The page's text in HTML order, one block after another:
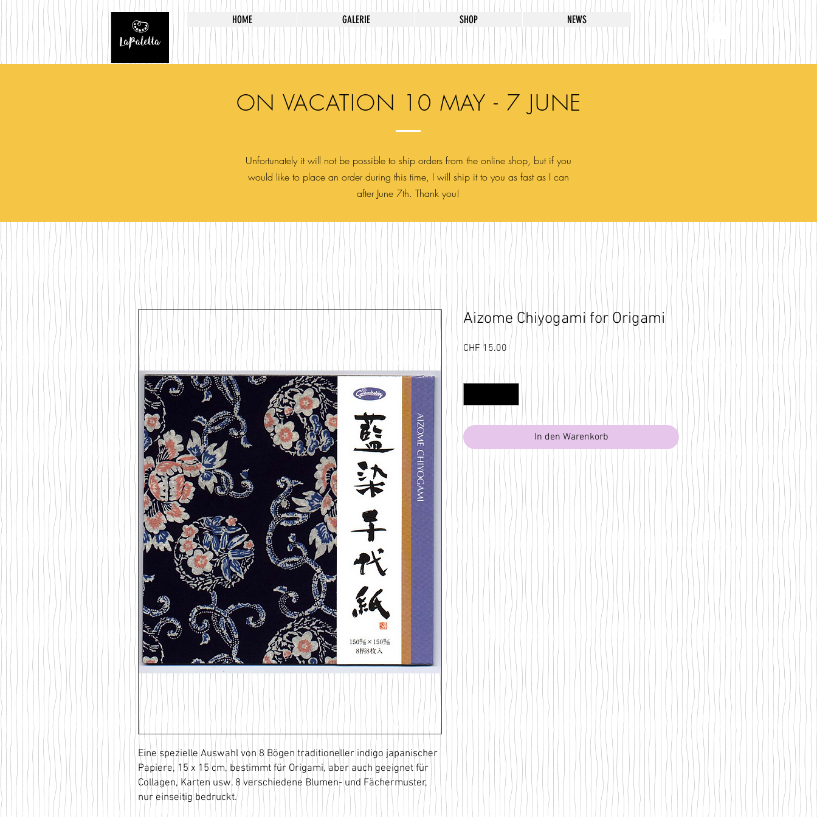
HOME GALERIE SHOP NEWS
ON VACATION 10 MAY - 7 JUNE
Unfortunately it will not be possible to ship orders from the online shop, but if you
would like to place an order during this time, I will ship it to you as fast as I can
after June 7th. Thank you!
Eine spezielle Auswahl von 8 Bögen traditioneller indigo japanischer
Papiere, 15 x 15 cm, bestimmt für Origami, aber auch geeignet für
Collagen, Karten usw. 8 verschiedene Blumen- und Fächermuster,
nur einseitig bedruckt.
Aizome Chiyogami for Origami
CHF 15.00 Preis
Anzahl
In den Warenkorb